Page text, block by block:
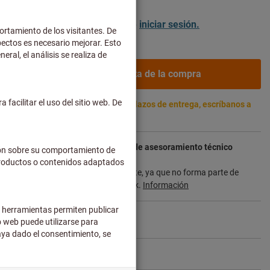
empresariales después de iniciar sesión.
Añadir a la cesta de la compra
3 semanas. Para confirmar los plazos de entrega, escríbanos a
plazo de entrega y el servicio de asesoramiento técnico
para usted directamente al fabricante, ya que no forma parte de
y, por tanto, no lo tenemos en stock. Información
Compartir artículo